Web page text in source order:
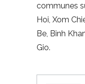
communes
Hoi, Xom
Be, Binh
Gio.